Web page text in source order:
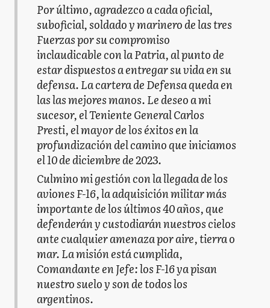
Por último, agradezco a cada oficial,
suboficial, soldado y marinero de las tres
Fuerzas por su compromiso
inclaudicable con la Patria, al punto de
estar dispuestos a entregar su vida en su
defensa. La cartera de Defensa queda en
las las mejores manos. Le deseo a mi
sucesor, el Teniente General Carlos
Presti, el mayor de los éxitos en la
profundización del camino que iniciamos
el 10 de diciembre de 2023.
Culmino mi gestión con la llegada de los
aviones F-16, la adquisición militar más
importante de los últimos 40 años, que
defenderán y custodiarán nuestros cielos
ante cualquier amenaza por aire, tierra o
mar. La misión está cumplida,
Comandante en Jefe: los F-16 ya pisan
nuestro suelo y son de todos los
argentinos.